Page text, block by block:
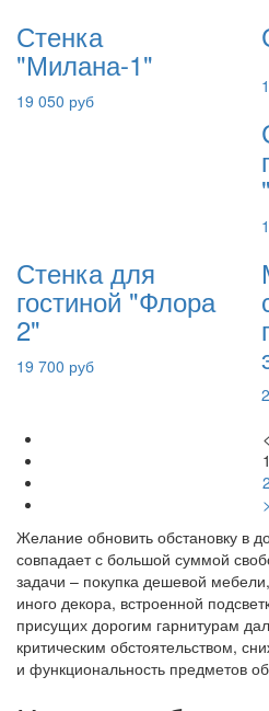
Стенка
"Милана-1"
19 050 руб
Стенка для
гостиной "Флора
2"
19 700 руб
<
1
2
>
Желание обновить обстановку в
совпадает с большой суммой
задачи – покупка дешевой
иного декора, встроенной
присущих дорогим гарнитурам
критическим обстоятельством,
и функциональность предметов